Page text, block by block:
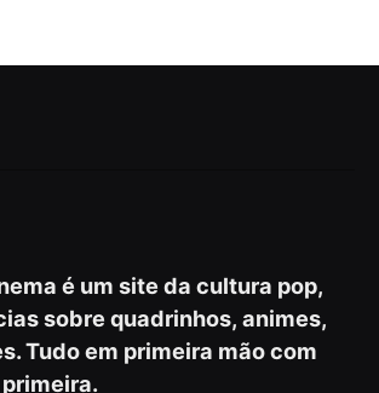
é um site da cultura pop,
sobre quadrinhos, animes,
Tudo em primeira mão com